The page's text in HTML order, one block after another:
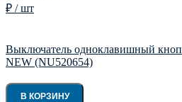
₽ / шт
Выключатель одноклавишный
NEW (NU520654)
В КОРЗИНУ